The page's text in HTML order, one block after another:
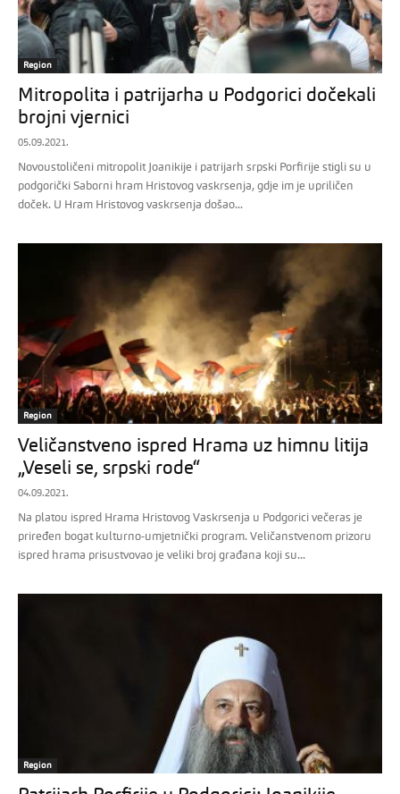
Region
Mitropolita i patrijarha u Podgorici dočekali
brojni vjernici
05.09.2021.
Novoustoličeni mitropolit Joanikije i patrijarh srpski Porfirije stigli su u
podgorički Saborni hram Hristovog vaskrsenja, gdje im je upriličen
doček. U Hram Hristovog vaskrsenja došao...
Region
Veličanstveno ispred Hrama uz himnu litija
„Veseli se, srpski rode“
04.09.2021.
Na platou ispred Hrama Hristovog Vaskrsenja u Podgorici večeras je
priređen bogat kulturno-umjetnički program. Veličanstvenom prizoru
ispred hrama prisustvovao je veliki broj građana koji su...
Region